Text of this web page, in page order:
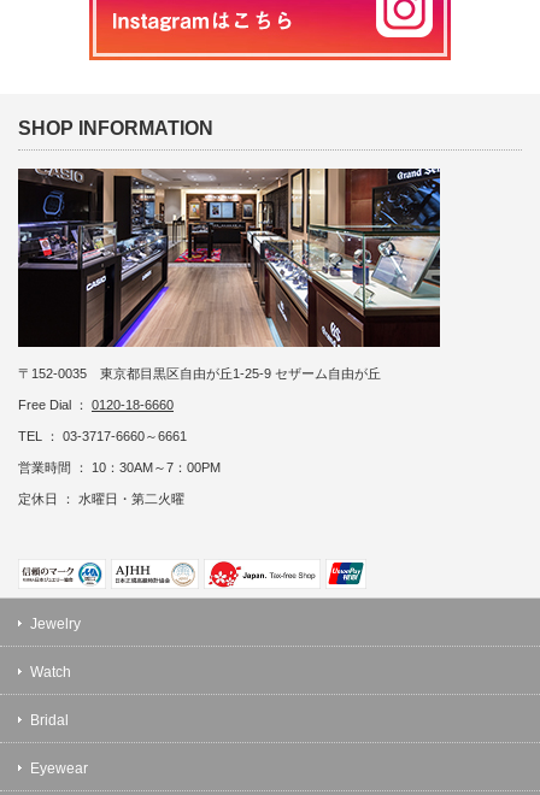
SHOP INFORMATION
〒152-0035 東京都目黒区自由が丘1-25-9 セザーム自由が丘
Free Dial ： 0120-18-6660
TEL ： 03-3717-6660～6661
営業時間 ： 10：30AM～7：00PM
定休日 ： 水曜日・第二火曜
Jewelry
Watch
Bridal
Eyewear